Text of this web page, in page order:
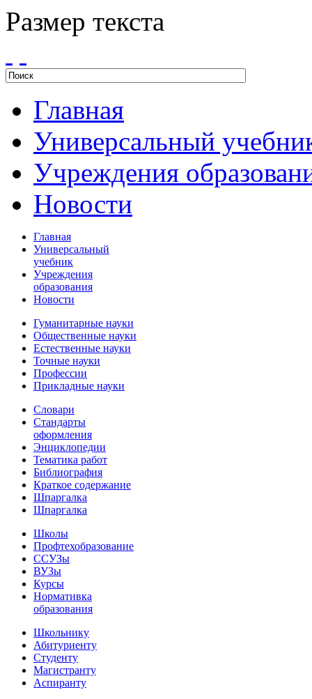
Размер текста
Главная
Универсальный
Учреждения
Новости
Главная
Универсальный
учебник
Учреждения
образования
Новости
Гуманитарные науки
Общественные науки
Естественные науки
Точные науки
Профессии
Прикладные науки
Словари
Стандарты
оформления
Энциклопедии
Тематика работ
Библиография
Краткое содержание
Шпаргалка
Шпаргалка
Школы
Профтехобразование
ССУЗы
ВУЗы
Курсы
Нормативка
образования
Школьнику
Абитуриенту
Студенту
Магистранту
Аспиранту